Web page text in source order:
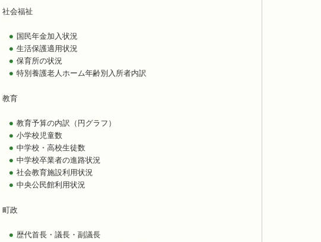
社会福祉
国民年金加入状況
生活保護適用状況
保育所の状況
特別養護老人ホーム年齢別入所者内訳
教育
教育予算の内訳（円グラフ）
小学校児童数
中学校・高校生徒数
中学校卒業者の進路状況
社会教育施設利用状況
中央公民館利用状況
町政
歴代首長・議長・副議長